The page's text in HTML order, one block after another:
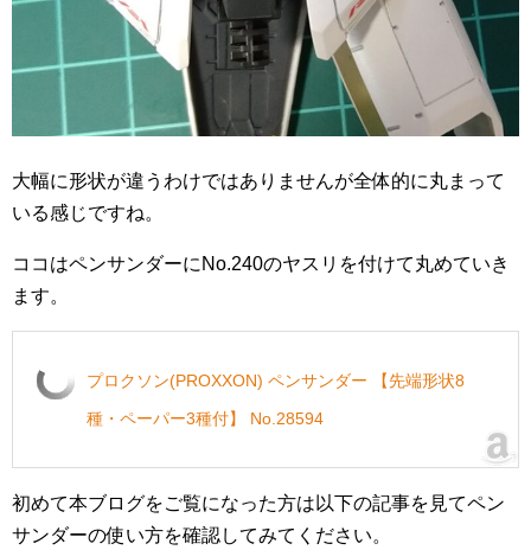
大幅に形状が違うわけではありませんが全体的に丸まって
いる感じですね。
ココはペンサンダーにNo.240のヤスリを付けて丸めていき
ます。
プロクソン(PROXXON) ペンサンダー 【先端形状8
種・ペーパー3種付】 No.28594
初めて本ブログをご覧になった方は以下の記事を見てペン
サンダーの使い方を確認してみてください。